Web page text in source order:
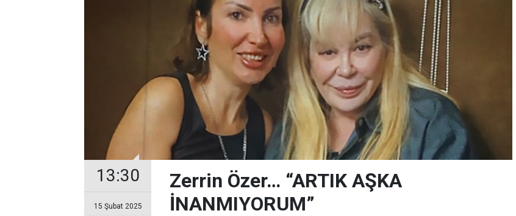
13:30
15 Şubat 2025
Zerrin Özer… “ARTIK AŞKA
İNANMIYORUM”